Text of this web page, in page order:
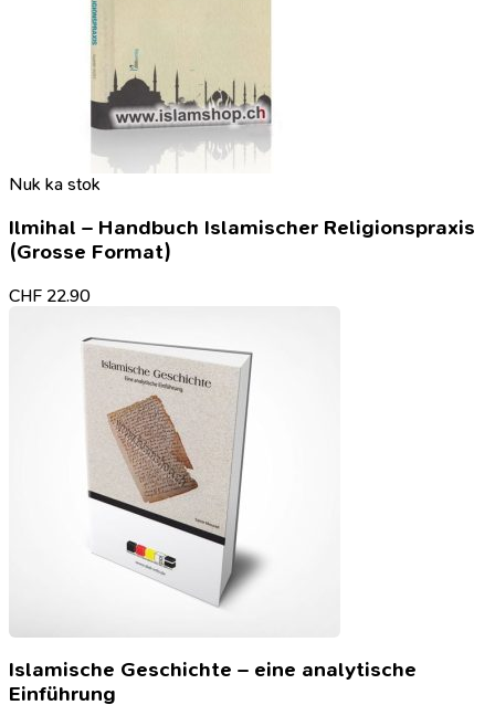
Nuk ka stok
Ilmihal – Handbuch Islamischer Religionspraxis
(Grosse Format)
CHF 22.90
Islamische Geschichte – eine analytische
Einführung